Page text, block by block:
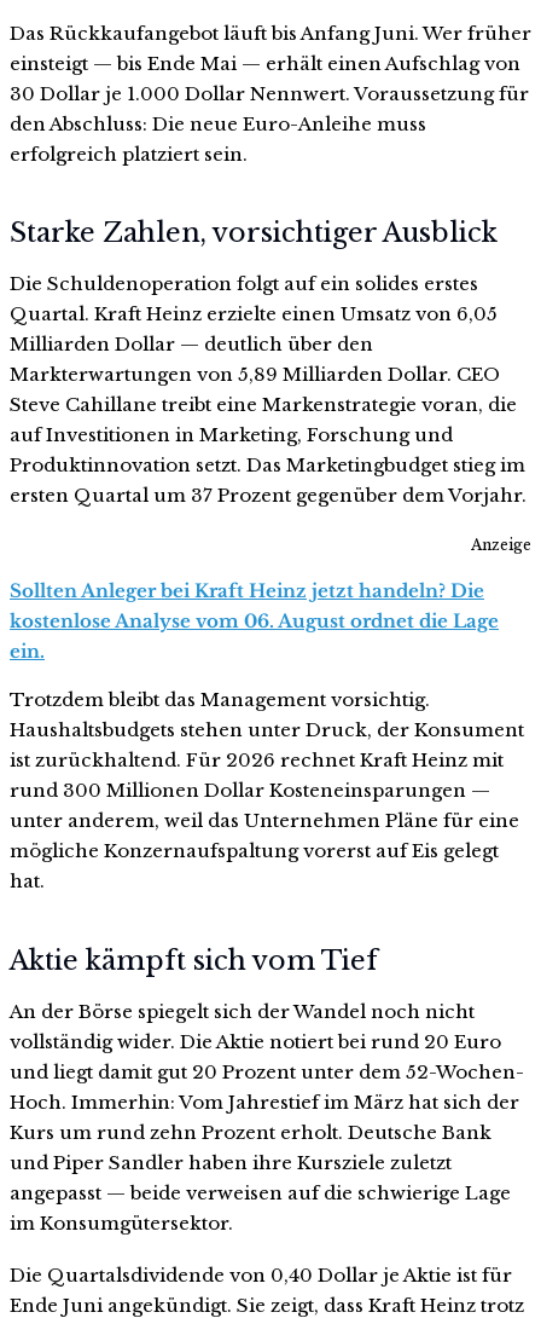
Das Rückkaufangebot läuft bis Anfang Juni. Wer früher
einsteigt — bis Ende Mai — erhält einen Aufschlag von
30 Dollar je 1.000 Dollar Nennwert. Voraussetzung für
den Abschluss: Die neue Euro-Anleihe muss
erfolgreich platziert sein.
Starke Zahlen, vorsichtiger Ausblick
Die Schuldenoperation folgt auf ein solides erstes
Quartal. Kraft Heinz erzielte einen Umsatz von 6,05
Milliarden Dollar — deutlich über den
Markterwartungen von 5,89 Milliarden Dollar. CEO
Steve Cahillane treibt eine Markenstrategie voran, die
auf Investitionen in Marketing, Forschung und
Produktinnovation setzt. Das Marketingbudget stieg im
ersten Quartal um 37 Prozent gegenüber dem Vorjahr.
Anzeige
Sollten Anleger bei Kraft Heinz jetzt handeln? Die
kostenlose Analyse vom 06. August ordnet die Lage
ein.
Trotzdem bleibt das Management vorsichtig.
Haushaltsbudgets stehen unter Druck, der Konsument
ist zurückhaltend. Für 2026 rechnet Kraft Heinz mit
rund 300 Millionen Dollar Kosteneinsparungen —
unter anderem, weil das Unternehmen Pläne für eine
mögliche Konzernaufspaltung vorerst auf Eis gelegt
hat.
Aktie kämpft sich vom Tief
An der Börse spiegelt sich der Wandel noch nicht
vollständig wider. Die Aktie notiert bei rund 20 Euro
und liegt damit gut 20 Prozent unter dem 52-Wochen-
Hoch. Immerhin: Vom Jahrestief im März hat sich der
Kurs um rund zehn Prozent erholt. Deutsche Bank
und Piper Sandler haben ihre Kursziele zuletzt
angepasst — beide verweisen auf die schwierige Lage
im Konsumgütersektor.
Die Quartalsdividende von 0,40 Dollar je Aktie ist für
Ende Juni angekündigt. Sie zeigt, dass Kraft Heinz trotz